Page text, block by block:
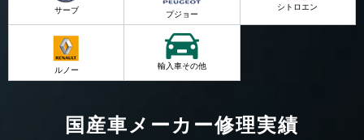
サーブ プジョー
シトロエン
ルノー 輸入車その他
国産車メーカー修理実績